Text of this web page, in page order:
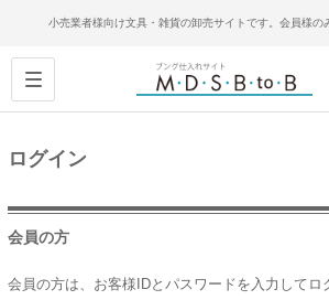
小売業者様向け文具・雑貨の卸売サイトです。会員様の
ログイン
会員の方
会員の方は、お客様IDとパスワードを入力してロ